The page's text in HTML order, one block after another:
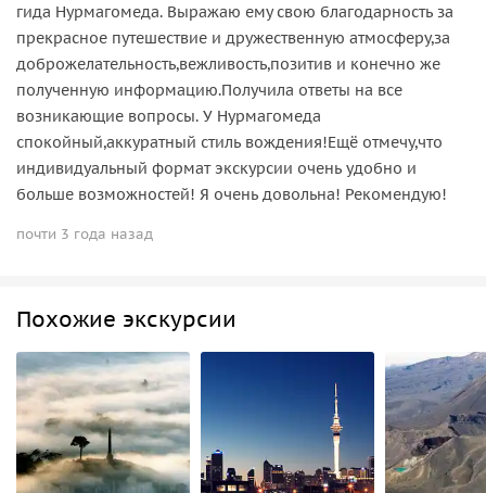
гида Нурмагомеда. Выражаю ему свою благодарность за
прекрасное путешествие и дружественную атмосферу,за
доброжелательность,вежливость,позитив и конечно же
полученную информацию.Получила ответы на все
возникающие вопросы. У Нурмагомеда
спокойный,аккуратный стиль вождения!Ещё отмечу,что
индивидуальный формат экскурсии очень удобно и
больше возможностей! Я очень довольна! Рекомендую!
почти 3 года назад
Похожие экскурсии